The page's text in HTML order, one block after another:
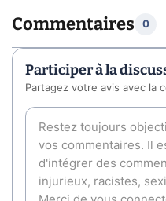
Commentaires 0
Participer à la
Partagez votre avis avec la